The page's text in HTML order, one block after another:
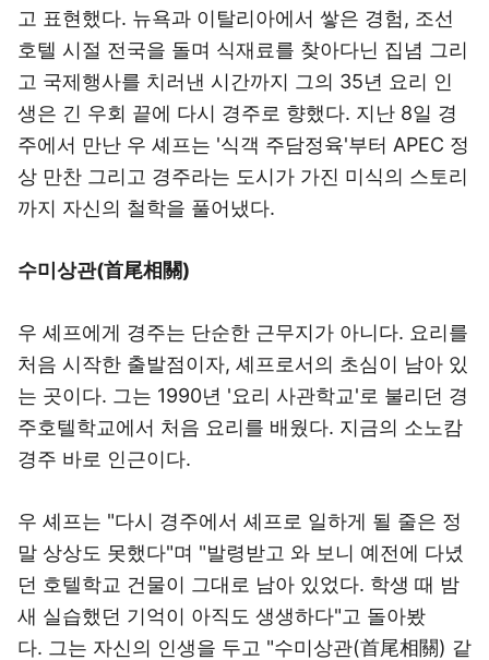
고 표현했다. 뉴욕과 이탈리아에서 쌓은 경험, 조선
호텔 시절 전국을 돌며 식재료를 찾아다닌 집념 그리
고 국제행사를 치러낸 시간까지 그의 35년 요리 인
생은 긴 우회 끝에 다시 경주로 향했다. 지난 8일 경
주에서 만난 우 셰프는 '식객 주담정육'부터 APEC 정
상 만찬 그리고 경주라는 도시가 가진 미식의 스토리
까지 자신의 철학을 풀어냈다.
수미상관(首尾相關)
우 셰프에게 경주는 단순한 근무지가 아니다. 요리를
처음 시작한 출발점이자, 셰프로서의 초심이 남아 있
는 곳이다. 그는 1990년 '요리 사관학교'로 불리던 경
주호텔학교에서 처음 요리를 배웠다. 지금의 소노캄
경주 바로 인근이다.
우 셰프는 "다시 경주에서 셰프로 일하게 될 줄은 정
말 상상도 못했다"며 "발령받고 와 보니 예전에 다녔
던 호텔학교 건물이 그대로 남아 있었다. 학생 때 밤
새 실습했던 기억이 아직도 생생하다"고 돌아봤
다. 그는 자신의 인생을 두고 "수미상관(首尾相關) 같